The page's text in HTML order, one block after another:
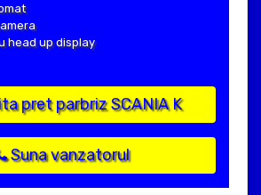
head up display
pret parbriz SCANIA K
Suna vanzatorul